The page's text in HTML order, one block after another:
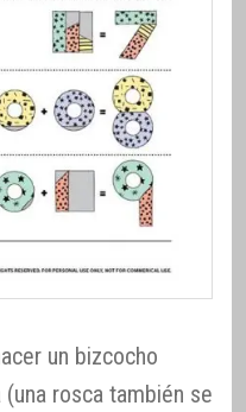
un bizcocho
rosca también se